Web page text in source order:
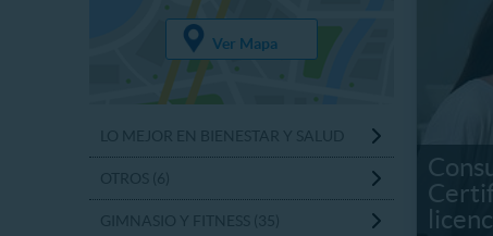
Ver Mapa